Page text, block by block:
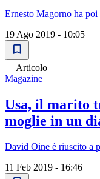
Ernesto Magorno ha
19 Ago 2019 - 10:05
Articolo
Magazine
Usa, il marito
moglie in un
David Oine è riuscito a
11 Feb 2019 - 16:46